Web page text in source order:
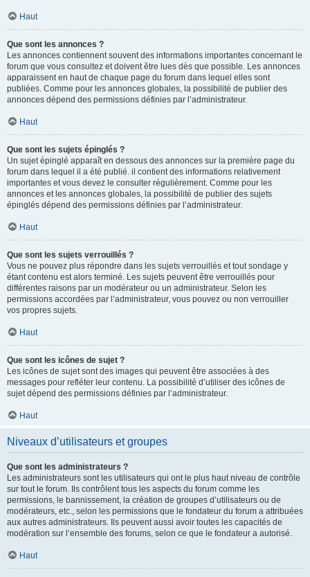
Haut
Que sont les annonces ?
Les annonces contiennent souvent des informations importantes concernant le
forum que vous consultez et doivent être lues dès que possible. Les annonces
apparaissent en haut de chaque page du forum dans lequel elles sont
publiées. Comme pour les annonces globales, la possibilité de publier des
annonces dépend des permissions définies par l’administrateur.
Haut
Que sont les sujets épinglés ?
Un sujet épinglé apparaît en dessous des annonces sur la première page du
forum dans lequel il a été publié. il contient des informations relativement
importantes et vous devez le consulter régulièrement. Comme pour les
annonces et les annonces globales, la possibilité de publier des sujets
épinglés dépend des permissions définies par l’administrateur.
Haut
Que sont les sujets verrouillés ?
Vous ne pouvez plus répondre dans les sujets verrouillés et tout sondage y
étant contenu est alors terminé. Les sujets peuvent être verrouillés pour
différentes raisons par un modérateur ou un administrateur. Selon les
permissions accordées par l’administrateur, vous pouvez ou non verrouiller
vos propres sujets.
Haut
Que sont les icônes de sujet ?
Les icônes de sujet sont des images qui peuvent être associées à des
messages pour refléter leur contenu. La possibilité d’utiliser des icônes de
sujet dépend des permissions définies par l’administrateur.
Haut
Niveaux d’utilisateurs et groupes
Que sont les administrateurs ?
Les administrateurs sont les utilisateurs qui ont le plus haut niveau de contrôle
sur tout le forum. Ils contrôlent tous les aspects du forum comme les
permissions, le bannissement, la création de groupes d’utilisateurs ou de
modérateurs, etc., selon les permissions que le fondateur du forum a attribuées
aux autres administrateurs. Ils peuvent aussi avoir toutes les capacités de
modération sur l’ensemble des forums, selon ce que le fondateur a autorisé.
Haut